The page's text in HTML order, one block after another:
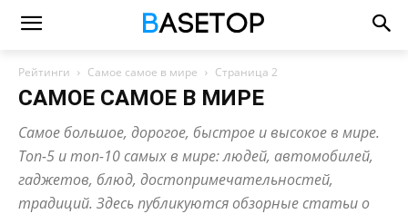
Рейтинги Самое самое в мире Страница 2
САМОЕ САМОЕ В МИРЕ
Самое большое, дорогое, быстрое и высокое в мире.
Топ-5 и топ-10 самых в мире: людей, автомобилей,
гаджетов, блюд, достопримечательностей,
традиций. Здесь публикуются обзорные статьи о